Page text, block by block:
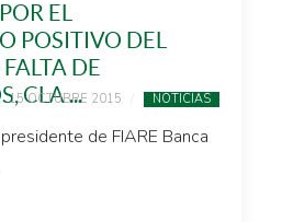
EL
POSITIVO DEL
DE
CLA ...
15 OCTUBRE 2015 NOTICIAS
de FIARE Banca